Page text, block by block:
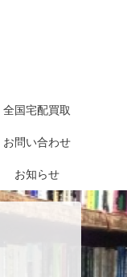
全国宅配買取
お問い合わせ
お知らせ